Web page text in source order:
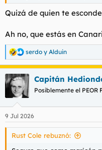
Quizá de quien te
Ah no, que estás en
R
e
a
c
c
e
s
serdo y Alduin
Capitán
Posiblemente el
9 Jul 2026
Rust Cole rebuznó: